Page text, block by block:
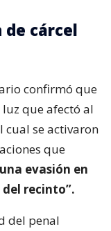
de cárcel
confirmó que
que afectó al
cual se activaron
que
evasión en
recinto”.
del penal